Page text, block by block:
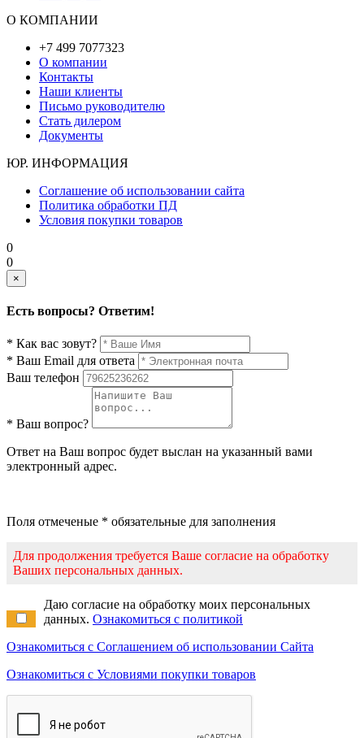
О КОМПАНИИ
+7 499 7077323
О компании
Контакты
Наши клиенты
Письмо руководителю
Стать дилером
Документы
ЮР. ИНФОРМАЦИЯ
Соглашение об использовании сайта
Политика обработки ПД
Условия покупки товаров
0
0
×
Есть вопросы? Ответим!
* Как вас зовут?
* Ваш Email для ответа
Ваш телефон
* Ваш вопрос?
Ответ на Ваш вопрос будет выслан на указанный вами
электронный адрес.
Поля отмеченые * обязательные для заполнения
Для продолжения требуется Ваше согласие на обработку
Ваших персональных данных.
Даю согласие на обработку моих персональных
данных. Ознакомиться с политикой
Ознакомиться с Соглашением об использовании Сайта
Ознакомиться с Условиями покупки товаров